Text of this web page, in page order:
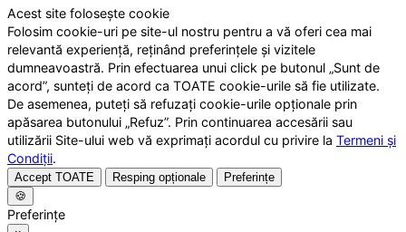
Acest site folosește cookie
Folosim cookie-uri pe site-ul nostru pentru a vă oferi cea mai
relevantă experiență, reținând preferințele și vizitele
dumneavoastră. Prin efectuarea unui click pe butonul „Sunt de
acord”, sunteți de acord ca TOATE cookie-urile să fie utilizate.
De asemenea, puteți să refuzați cookie-urile opționale prin
apăsarea butonului „Refuz”. Prin continuarea accesării sau
utilizării Site-ului web vă exprimați acordul cu privire la Termeni și
Condiții.
Accept TOATE Resping opționale
Preferințe
🍪
Preferințe